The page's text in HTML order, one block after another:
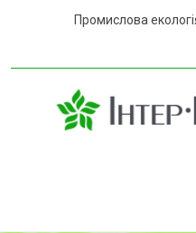
Промислова